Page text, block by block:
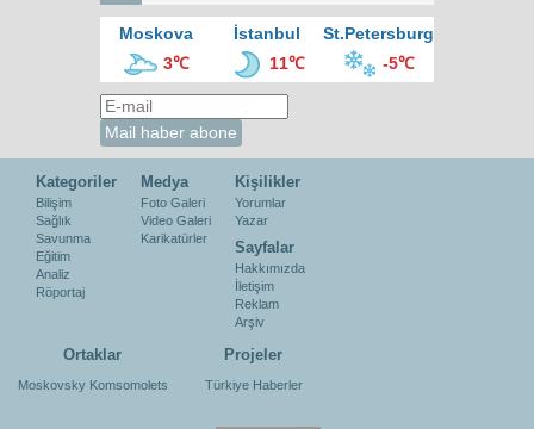
Moskova İstanbul
St.Petersburg
3℃
11℃ -5℃
Kategoriler
Bilişim
Sağlık
Savunma
Eğitim
Analiz
Röportaj
Medya
Foto Galeri
Video Galeri
Karikatürler
Kişilikler
Yorumlar
Yazar
Sayfalar
Hakkımızda
İletişim
Reklam
Arşiv
Ortaklar
Moskovsky Komsomolets
Projeler
Türkiye Haberler